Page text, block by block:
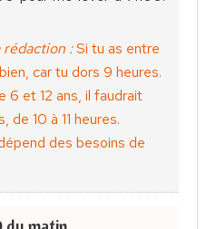
rédaction :Si tu as entre
car tu dors 9 heures.
6 et 12 ans, il faudrait
de 10 à 11 heures.
des besoins de